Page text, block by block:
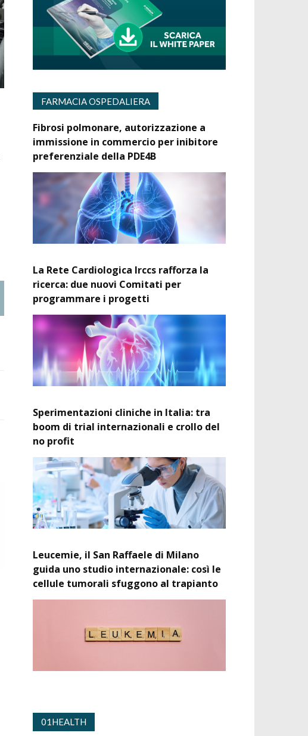
FARMACIA OSPEDALIERA
Fibrosi polmonare, autorizzazione a
immissione in commercio per inibitore
preferenziale della PDE4B
La Rete Cardiologica Irccs rafforza la
ricerca: due nuovi Comitati per
programmare i progetti
Sperimentazioni cliniche in Italia: tra
boom di trial internazionali e crollo del
no profit
Leucemie, il San Raffaele di Milano
guida uno studio internazionale: così le
cellule tumorali sfuggono al trapianto
01HEALTH